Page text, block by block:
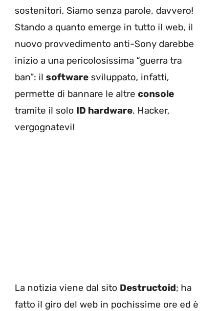
sostenitori. Siamo senza parole, davvero!
Stando a quanto emerge in tutto il web, il
nuovo provvedimento anti-Sony darebbe
inizio a una pericolosissima “guerra tra
ban”: il software sviluppato, infatti,
permette di bannare le altre console
tramite il solo ID hardware. Hacker,
vergognatevi!
La notizia viene dal sito Destructoid; ha
fatto il giro del web in pochissime ore ed è